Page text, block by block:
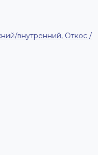
внутренний, Откос /